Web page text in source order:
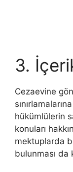
3.
Cezaevine
hükümlülerin
konuları
mektuplarda
bulunması